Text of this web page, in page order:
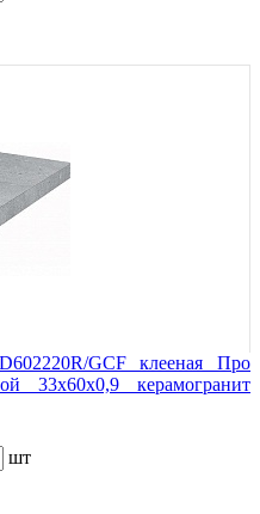
GCF клееная Про
33x60x0,9 керамогранит
шт